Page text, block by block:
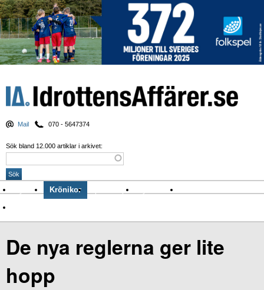
Mail 070 - 5647374
Sök bland 12.000 artiklar i arkivet:
Nyheter Krönikor Sport & spel Nyhetsbrev
De nya reglerna ger lite
hopp